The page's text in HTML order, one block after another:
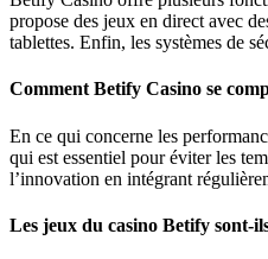
propose des jeux en direct avec
tablettes. Enfin, les systèmes de
Comment Betify Casino se
En ce qui concerne les
qui est essentiel pour éviter les
l’innovation en intégrant
Les jeux du casino Betify sont-